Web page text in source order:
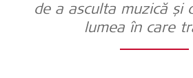
de a asculta muzică și
lumea în care